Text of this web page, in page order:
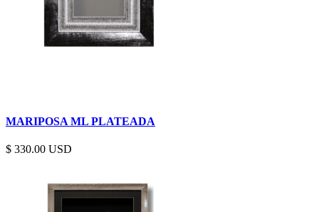
MARIPOSA ML PLATEADA
$ 330.00